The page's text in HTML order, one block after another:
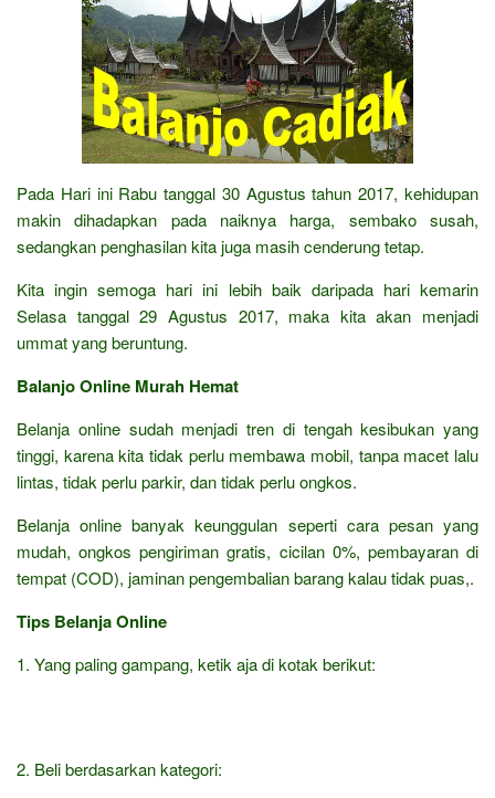
Pada Hari ini Rabu tanggal 30 Agustus tahun 2017, kehidupan
makin dihadapkan pada naiknya harga, sembako susah,
sedangkan penghasilan kita juga masih cenderung tetap.
Kita ingin semoga hari ini lebih baik daripada hari kemarin
Selasa tanggal 29 Agustus 2017, maka kita akan menjadi
ummat yang beruntung.
Balanjo Online Murah Hemat
Belanja online sudah menjadi tren di tengah kesibukan yang
tinggi, karena kita tidak perlu membawa mobil, tanpa macet lalu
lintas, tidak perlu parkir, dan tidak perlu ongkos.
Belanja online banyak keunggulan seperti cara pesan yang
mudah, ongkos pengiriman gratis, cicilan 0%, pembayaran di
tempat (COD), jaminan pengembalian barang kalau tidak puas,.
Tips Belanja Online
1. Yang paling gampang, ketik aja di kotak berikut:
2. Beli berdasarkan kategori: